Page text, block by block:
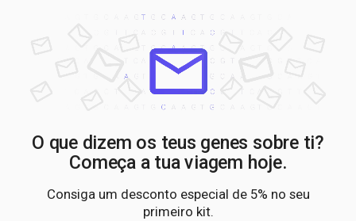
O que dizem os teus genes sobre ti?
Começa a tua viagem hoje.
Consiga um desconto especial de 5% no seu
primeiro kit.